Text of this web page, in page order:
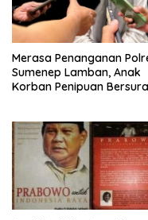
Merasa Penanganan
Sumenep Lamban, Anak
Korban Penipuan